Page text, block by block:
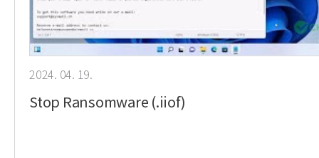
2024. 04. 19.
Stop Ransomware (.iiof)